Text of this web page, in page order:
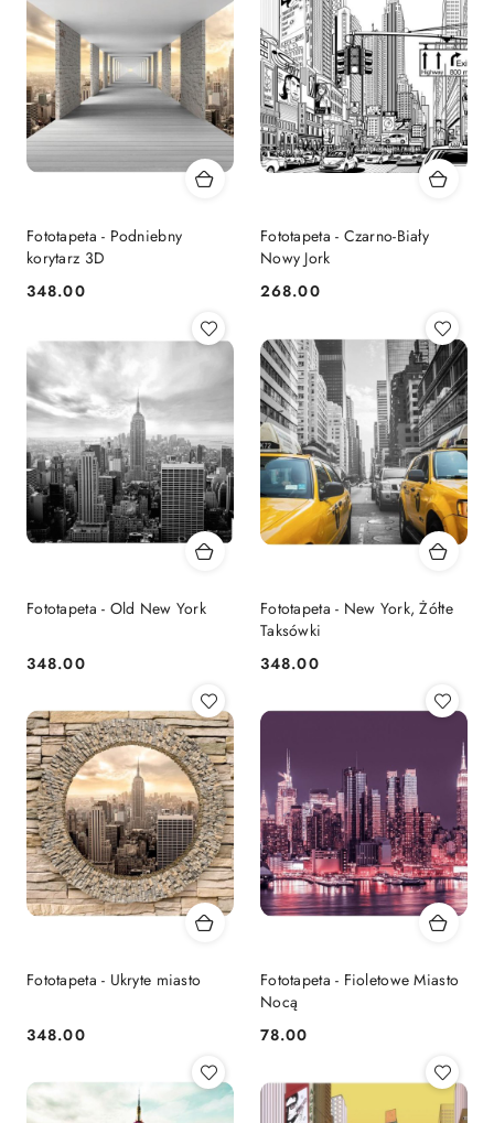
Fototapeta - Podniebny
korytarz 3D
Cena:
348.00
Fototapeta - Czarno-Biały
Nowy Jork
Cena:
268.00
Fototapeta - Old New York
Cena:
348.00
Fototapeta - New York, Żółte
Taksówki
Cena:
348.00
Fototapeta - Ukryte miasto
Cena:
348.00
Fototapeta - Fioletowe Miasto
Nocą
Cena:
78.00